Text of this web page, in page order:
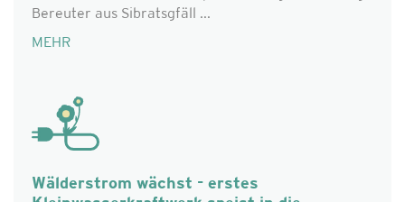
Bereuter aus Sibratsgfäll ...
MEHR
Wälderstrom wächst - erstes